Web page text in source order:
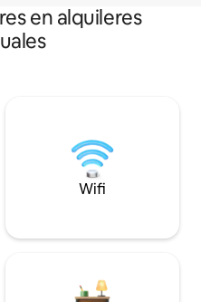
en alquileres
Wifi